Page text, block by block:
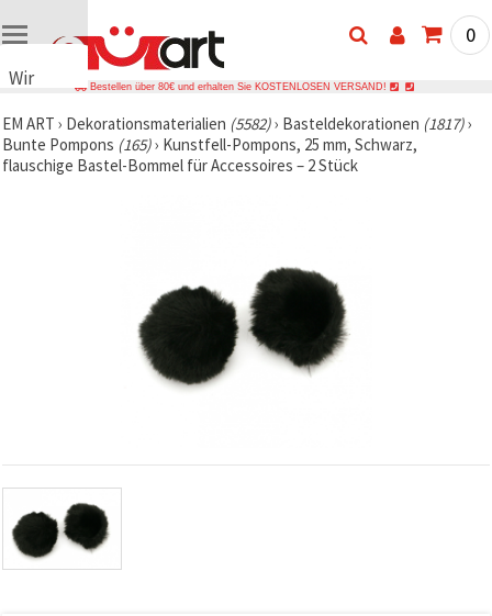
Wir
Cookies
🍪 Wir
verwenden
Datenverkehr
analysieren
sowie
relevantere
0
Bestellen über 80€ und erhalten Sie KOSTENLOSEN VERSAND!
EM ART › Dekorationsmaterialien (5582)› Basteldekorationen (1817)›
Bunte Pompons (165)› Kunstfell-Pompons, 25 mm, Schwarz,
flauschige Bastel-Bommel für Accessoires – 2 Stück